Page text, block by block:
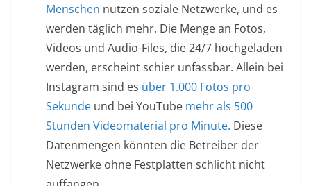
Menschen nutzen soziale Netzwerke, und es
werden täglich mehr. Die Menge an Fotos,
Videos und Audio-Files, die 24/7 hochgeladen
werden, erscheint schier unfassbar. Allein bei
Instagram sind es über 1.000 Fotos pro
Sekunde und bei YouTube mehr als 500
Stunden Videomaterial pro Minute. Diese
Datenmengen könnten die Betreiber der
Netzwerke ohne Festplatten schlicht nicht